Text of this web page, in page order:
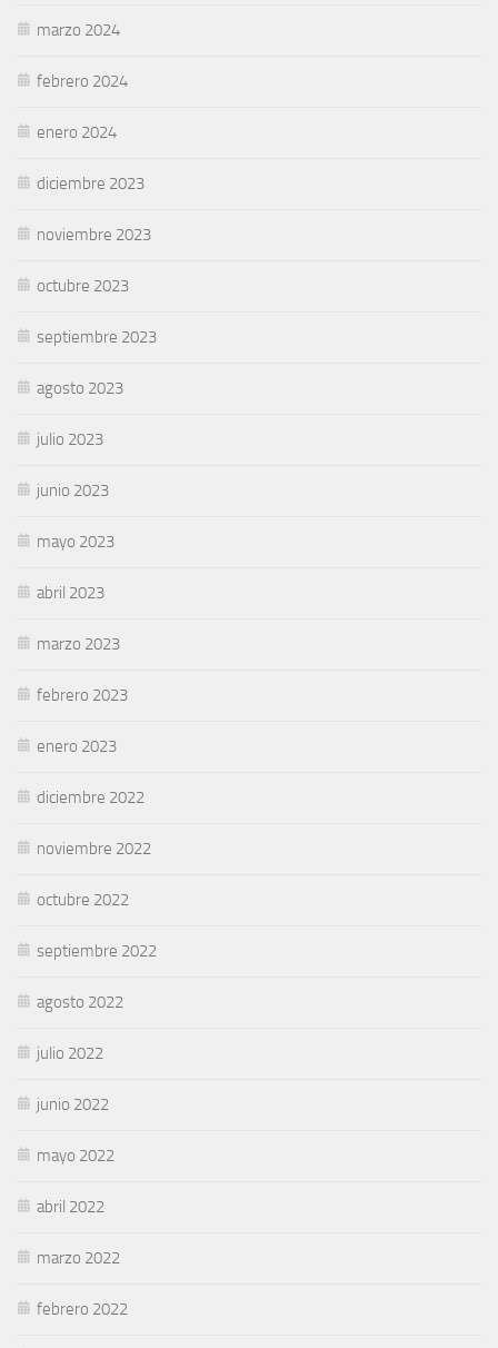
marzo 2024
febrero 2024
enero 2024
diciembre 2023
noviembre 2023
octubre 2023
septiembre 2023
agosto 2023
julio 2023
junio 2023
mayo 2023
abril 2023
marzo 2023
febrero 2023
enero 2023
diciembre 2022
noviembre 2022
octubre 2022
septiembre 2022
agosto 2022
julio 2022
junio 2022
mayo 2022
abril 2022
marzo 2022
febrero 2022